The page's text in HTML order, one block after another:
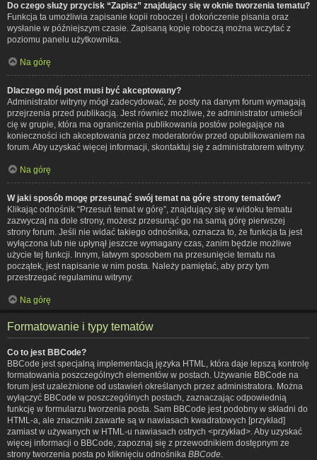
Do czego służy przycisk “Zapisz” znajdujący się w oknie tworzenia tematu?
Funkcja ta umożliwia zapisanie kopii roboczej i dokończenie pisania oraz
wysłanie w późniejszym czasie. Zapisaną kopię roboczą można wczytać z
poziomu panelu użytkownika.
Na górę
Dlaczego mój post musi być akceptowany?
Administrator witryny mógł zadecydować, że posty na danym forum wymagają
przejrzenia przed publikacją. Jest również możliwe, że administrator umieścił
cię w grupie, która ma ograniczenia publikowania postów polegające na
konieczności ich akceptowania przez moderatorów przed opublikowaniem na
forum. Aby uzyskać więcej informacji, skontaktuj się z administratorem witryny.
Na górę
W jaki sposób mogę przesunąć swój temat na górę strony tematów?
Klikając odnośnik “Przesuń temat w górę”, znajdujący się w widoku tematu
zazwyczaj na dole strony, możesz przesunąć go na samą górę pierwszej
strony forum. Jeśli nie widać takiego odnośnika, oznacza to, że funkcja ta jest
wyłączona lub nie upłynął jeszcze wymagany czas, zanim będzie możliwe
użycie tej funkcji. Innym, łatwym sposobem na przesunięcie tematu na
początek, jest napisanie w nim posta. Należy pamiętać, aby przy tym
przestrzegać regulaminu witryny.
Na górę
Formatowanie i typy tematów
Co to jest BBCode?
BBCode jest specjalną implementacją języka HTML, która daje lepszą kontrolę
formatowania poszczególnych elementów w postach. Używanie BBCode na
forum jest uzależnione od ustawień określanych przez administratora. Można
wyłączyć BBCode w poszczególnych postach, zaznaczając odpowiednią
funkcję w formularzu tworzenia posta. Sam BBCode jest podobny w składni do
HTML-a, ale znaczniki zawarte są w nawiasach kwadratowych [przykład]
zamiast w używanych w HTML-u nawiasach ostrych <przykład>. Aby uzyskać
więcej informacji o BBCode, zapoznaj się z przewodnikiem dostępnym ze
strony tworzenia posta po kliknięciu odnośnika BBCode